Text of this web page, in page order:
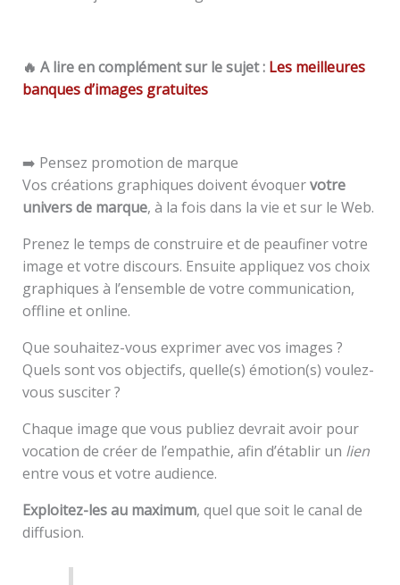
🔥 A lire en complément sur le sujet : Les meilleures
banques d’images gratuites
➡️ Pensez promotion de marque
Vos créations graphiques doivent évoquervotre
univers de marque, à la fois dans la vie et sur le Web.
Prenez le temps de construire et de peaufiner votre
image et votre discours. Ensuite appliquez vos choix
graphiques à l’ensemble de votre communication,
offline et online.
Que souhaitez-vous exprimer avec vos images ?
Quels sont vos objectifs, quelle(s) émotion(s) voulez-
vous susciter ?
Chaque image que vous publiez devrait avoir pour
vocation de créer de l’empathie, afin d’établir un lien
entre vous et votre audience.
Exploitez-les au maximum, quel que soit le canal de
diffusion.